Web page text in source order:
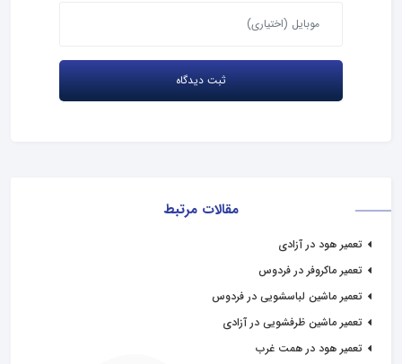
مقالات مرتبط
تعمیر هود در آزادی
تعمیر ماکروفر در فردوس
تعمیر ماشین لباسشویی در فردوس
تعمیر ماشین ظرفشویی در آزادی
تعمیر هود در همت غرب